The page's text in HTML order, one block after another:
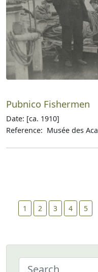
Pubnico Fishermen
Date: [ca. 1910]
Reference: Musée des
1 2 3 4 5